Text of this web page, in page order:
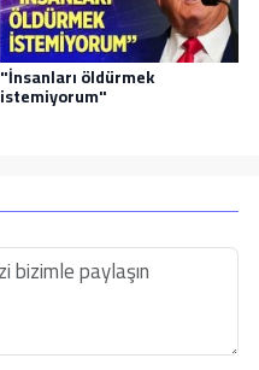
"İnsanları öldürmek
istemiyorum"